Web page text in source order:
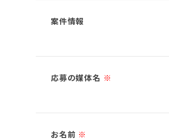
案件情報
応募の媒体名 ※
お名前 ※